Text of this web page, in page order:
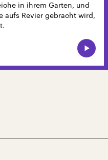
in ihrem Garten, und
aufs Revier gebracht wird,